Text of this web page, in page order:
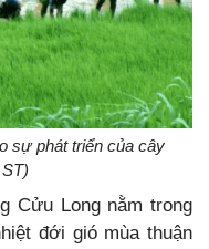
sự phát triển của cây
Cửu Long nằm trong
đới gió mùa thuận